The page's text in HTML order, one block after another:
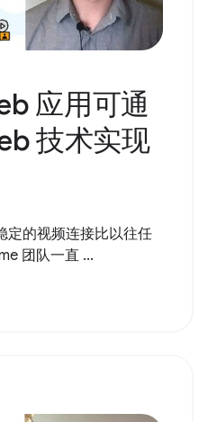
应用可通
技术实现
定的视频连接比以往任
团队一直 ...